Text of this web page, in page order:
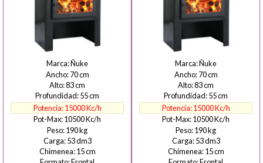
Ñuke
70
83
55
15000
10500
190
53
15
Ñuke
70
83
55
15000
10500
190
53
15